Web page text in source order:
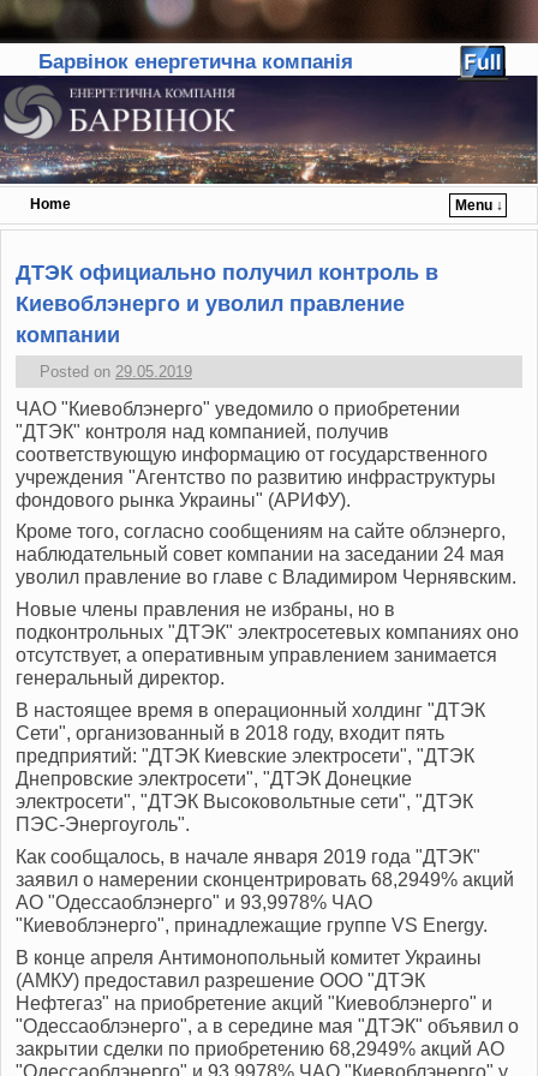
Барвінок енергетична компанія
Home
Menu ↓
Skip to primary content
Skip to secondary content
ДТЭК официально получил контроль в
Киевоблэнерго и уволил правление
компании
Posted on 29.05.2019
ЧАО "Киевоблэнерго" уведомило о приобретении
"ДТЭК" контроля над компанией, получив
соответствующую информацию от государственного
учреждения "Агентство по развитию инфраструктуры
фондового рынка Украины" (АРИФУ).
Кроме того, согласно сообщениям на сайте облэнерго,
наблюдательный совет компании на заседании 24 мая
уволил правление во главе с Владимиром Чернявским.
Новые члены правления не избраны, но в
подконтрольных "ДТЭК" электросетевых компаниях оно
отсутствует, а оперативным управлением занимается
генеральный директор.
В настоящее время в операционный холдинг "ДТЭК
Сети", организованный в 2018 году, входит пять
предприятий: "ДТЭК Киевские электросети", "ДТЭК
Днепровские электросети", "ДТЭК Донецкие
электросети", "ДТЭК Высоковольтные сети", "ДТЭК
ПЭС-Энергоуголь".
Как сообщалось, в начале января 2019 года "ДТЭК"
заявил о намерении сконцентрировать 68,2949% акций
АО "Одессаоблэнерго" и 93,9978% ЧАО
"Киевоблэнерго", принадлежащие группе VS Energy.
В конце апреля Антимонопольный комитет Украины
(АМКУ) предоставил разрешение ООО "ДТЭК
Нефтегаз" на приобретение акций "Киевоблэнерго" и
"Одессаоблэнерго", а в середине мая "ДТЭК" объявил о
закрытии сделки по приобретению 68,2949% акций АО